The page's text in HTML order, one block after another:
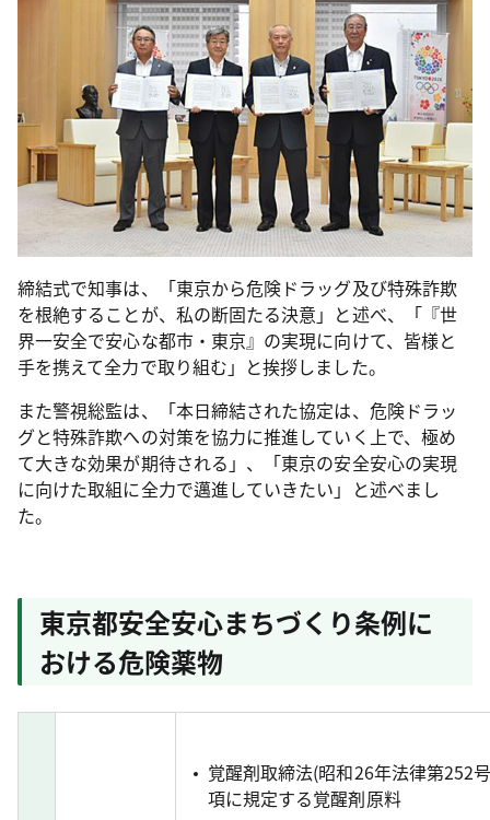
締結式で知事は、「東京から危険ドラッグ及び特殊詐欺
を根絶することが、私の断固たる決意」と述べ、「『世
界一安全で安心な都市・東京』の実現に向けて、皆様と
手を携えて全力で取り組む」と挨拶しました。
また警視総監は、「本日締結された協定は、危険ドラッ
グと特殊詐欺への対策を協力に推進していく上で、極め
て大きな効果が期待される」、「東京の安全安心の実現
に向けた取組に全力で邁進していきたい」と述べまし
た。
東京都安全安心まちづくり条例に
おける危険薬物
覚醒剤取締法(昭和26年法律第252
項に規定する覚醒剤原料